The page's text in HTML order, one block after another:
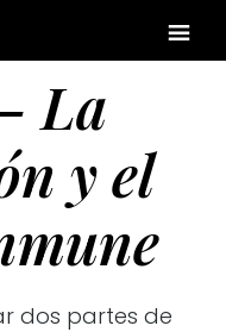
La
y el
dos partes de